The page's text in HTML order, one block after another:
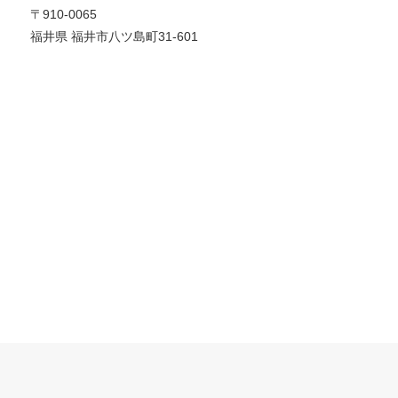
〒910-0065
福井県 福井市八ツ島町31-601